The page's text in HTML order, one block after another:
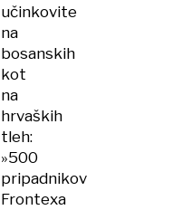
učinkovite
na
bosanskih
kot
na
hrvaških
tleh:
»500
pripadnikov
Frontexa